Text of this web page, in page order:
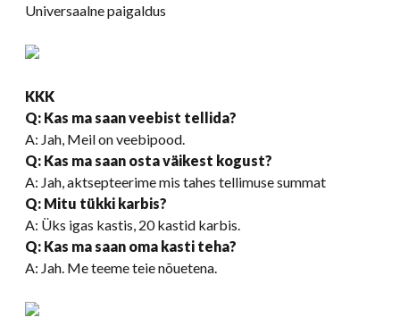
Universaalne paigaldus
KKK
Q: Kas ma saan veebist tellida?
A: Jah, Meil on veebipood.
Q: Kas ma saan osta väikest kogust?
A: Jah, aktsepteerime mis tahes tellimuse summat
Q: Mitu tükki karbis?
A: Üks igas kastis, 20 kastid karbis.
Q: Kas ma saan oma kasti teha?
A: Jah. Me teeme teie nõuetena.